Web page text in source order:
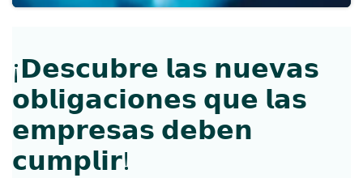
¡𝗗𝗲𝘀𝗰𝘂𝗯𝗿𝗲 𝗹𝗮𝘀 𝗻𝘂𝗲𝘃𝗮𝘀
𝗼𝗯𝗹𝗶𝗴𝗮𝗰𝗶𝗼𝗻𝗲𝘀 𝗾𝘂𝗲 𝗹𝗮𝘀
𝗲𝗺𝗽𝗿𝗲𝘀𝗮𝘀 𝗱𝗲𝗯𝗲𝗻
𝗰𝘂𝗺𝗽𝗹𝗶𝗿!